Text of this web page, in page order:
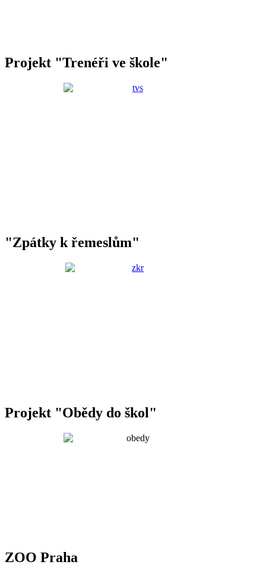
Projekt "Trenéři ve škole"
"Zpátky k řemeslům"
Projekt "Obědy do škol"
ZOO Praha